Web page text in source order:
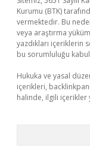
Kurumu (BTK)
vermektedir. Bu
veya araştırma
yazdıkları içeriklerin
bu sorumluluğu kabul
Hukuka ve yasal
içerikleri,
halinde, ilgili içerikler